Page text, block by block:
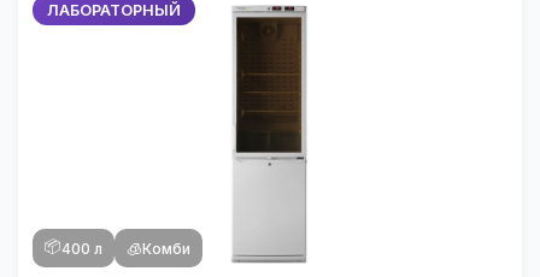
ЛАБОРАТОРНЫЙ
📦400 л 🧊Комби